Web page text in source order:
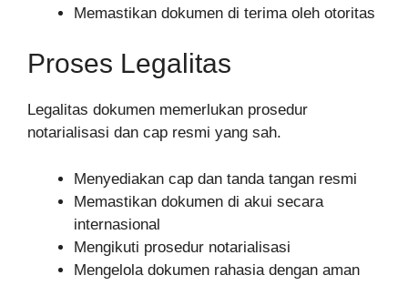
Memastikan dokumen di terima oleh otoritas
Proses Legalitas
Legalitas dokumen memerlukan prosedur
notarialisasi dan cap resmi yang sah.
Menyediakan cap dan tanda tangan resmi
Memastikan dokumen di akui secara
internasional
Mengikuti prosedur notarialisasi
Mengelola dokumen rahasia dengan aman